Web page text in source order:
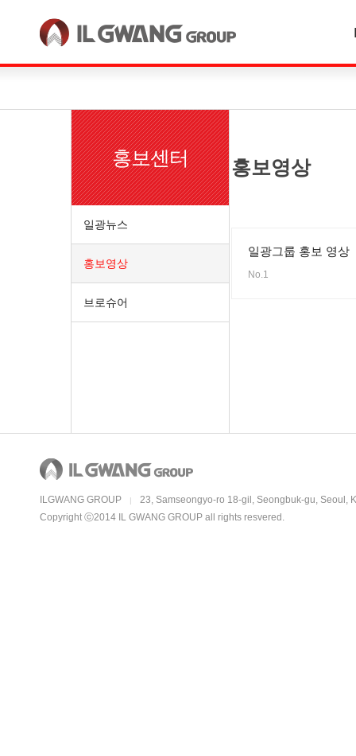
한국어 English
홍보센터
일광뉴스
홍보영상
브로슈어
홍보영상
일광그룹 홍보 영상
No.1
ILGWANG GROUP |
23, Samseongyo-ro 18-gil, Seongbuk-gu, Seoul,
Copyright ⓒ2014 IL GWANG GROUP all rights resvered.